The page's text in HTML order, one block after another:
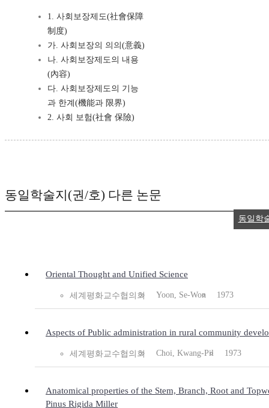
1. 사회보장제도(社會保障
制度)
가. 사회보장의 의의(意義)
나. 사회보장제도의 내용
(內容)
다. 사회보장제도의 기능
과 한계(機能과 限界)
2. 사회 보험(社會 保險)
동일학술지(권/호) 다른 논문
Oriental Thought and Unified Science
세계평화교수협의회 Yoon, Se-Won 1973
Aspects of Public administration in rural community
세계평화교수협의회 Choi, Kwang-Pil 1973
Anatomical properties of the Stem, Branch, Root and
Pinus Rigida Miller
동일학